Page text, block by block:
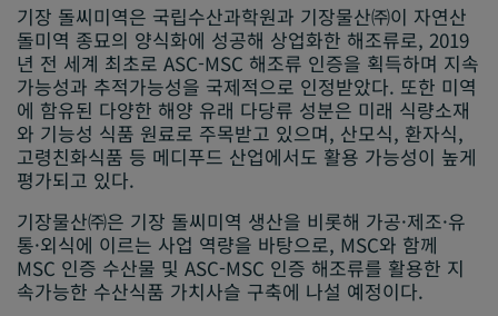
기장 돌씨미역은 국립수산과학원과 기장물산㈜이 자연산
돌미역 종묘의 양식화에 성공해 상업화한 해조류로, 2019
년 전 세계 최초로 ASC-MSC 해조류 인증을 획득하며 지속
가능성과 추적가능성을 국제적으로 인정받았다. 또한 미역
에 함유된 다양한 해양 유래 다당류 성분은 미래 식량소재
와 기능성 식품 원료로 주목받고 있으며, 산모식, 환자식,
고령친화식품 등 메디푸드 산업에서도 활용 가능성이 높게
평가되고 있다.
기장물산㈜은 기장 돌씨미역 생산을 비롯해 가공·제조·유
통·외식에 이르는 사업 역량을 바탕으로, MSC와 함께
MSC 인증 수산물 및 ASC-MSC 인증 해조류를 활용한 지
속가능한 수산식품 가치사슬 구축에 나설 예정이다.